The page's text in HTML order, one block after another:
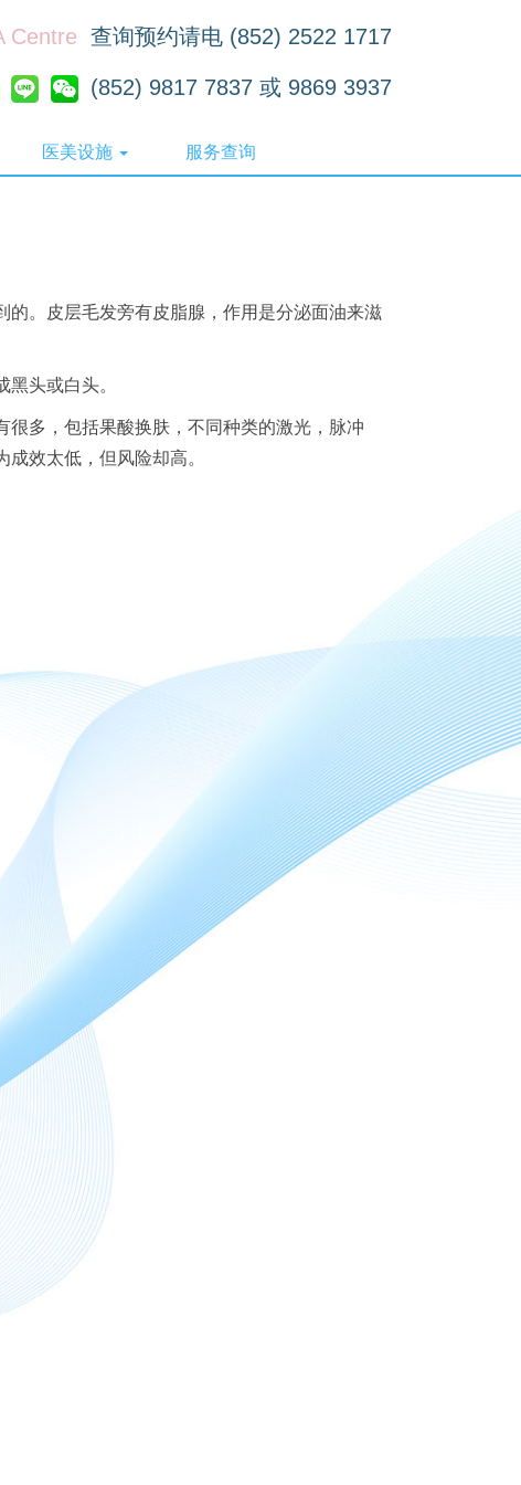
Centre 查询预约请电 (852) 2522 1717
(852) 9817 7837 或 9869 3937
医美设施 服务查询
。
皮层毛发旁有皮脂腺，作用是分泌面油来滋
头或白头。
很多，包括果酸换肤，不同种类的激光，脉冲
效太低，但风险却高。